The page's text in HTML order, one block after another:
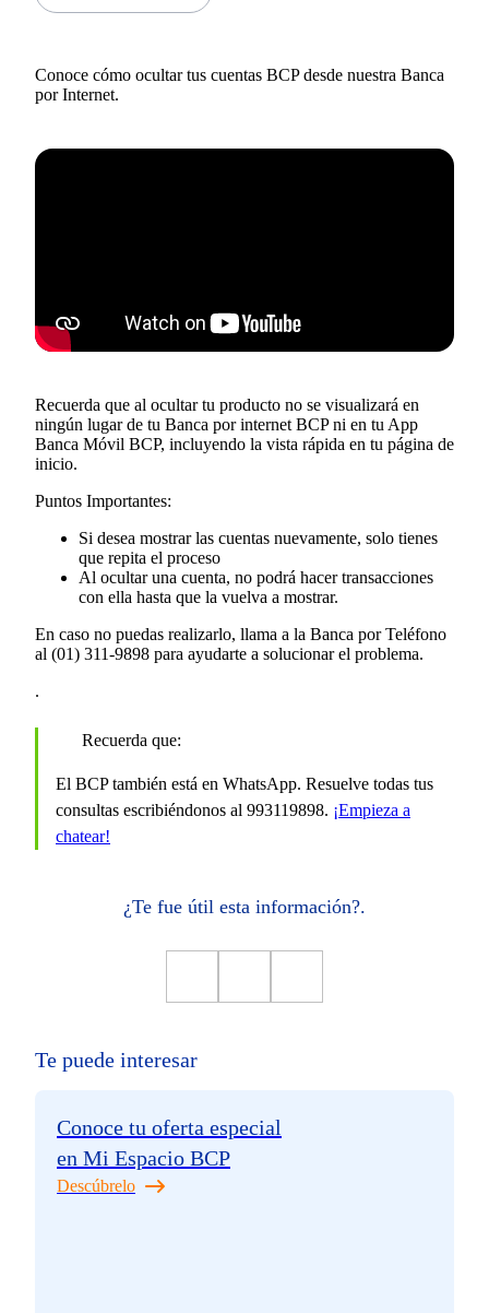
Conoce cómo ocultar tus cuentas BCP desde nuestra Banca
por Internet.
Recuerda que al ocultar tu producto no se visualizará en
ningún lugar de tu Banca por internet BCP ni en tu App
Banca Móvil BCP, incluyendo la vista rápida en tu página de
inicio.
Puntos Importantes:
Si desea mostrar las cuentas nuevamente, solo tienes
que repita el proceso
Al ocultar una cuenta, no podrá hacer transacciones
con ella hasta que la vuelva a mostrar.
En caso no puedas realizarlo, llama a la Banca por Teléfono
al (01) 311-9898 para ayudarte a solucionar el problema.
.
Recuerda que:
El BCP también está en WhatsApp. Resuelve todas tus
consultas escribiéndonos al 993119898. ¡Empieza a
chatear!
¿Te fue útil esta información?.
Te puede interesar
Conoce tu oferta especial
en Mi Espacio BCP
Descúbrelo